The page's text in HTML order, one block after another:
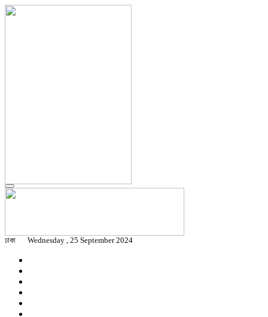
ঢাকা Wednesday , 25 September 2024